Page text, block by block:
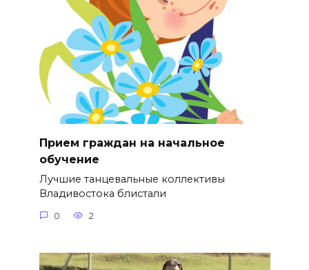
Прием граждан на начальное
обучение
Лучшие танцевальные коллективы
Владивостока блистали
0 2